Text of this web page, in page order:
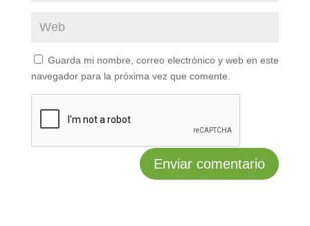
Guarda mi nombre, correo electrónico y web en este
navegador para la próxima vez que comente.